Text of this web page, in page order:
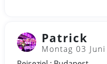
Patrick
Montag 03